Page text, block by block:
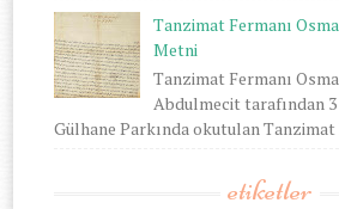
Tanzimat Fermanı
Metni
Tanzimat Fermanı
Abdulmecit tarafından 3
Gülhane Parkında okutulan Tanzimat
etiketler